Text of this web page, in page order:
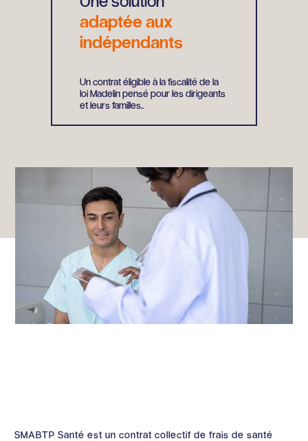
adaptée aux
indépendants
Un contrat éligible à la fiscalité de la
loi Madelin pensé pour les dirigeants
et leurs familles..
SMABTP Santé est un contrat collectif de frais de santé